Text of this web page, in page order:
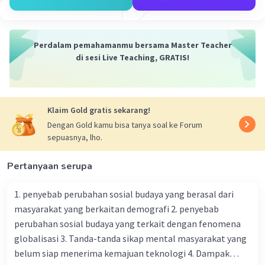
06 April 2024 08:44
kita tahu bahwa sin(90-a) = cos(a), cos(180-a) = -
cos(a), tan(180+a) = -tan(a), dan cot(360-a) =
cot(a). Maka dari itu, persamaan tersebut dapat
diubah menjadi:
cos(a) - (-cos(a)) / -tan(a) + cot(a)
bagian dari persamaan tersebut:
Dalam kondisi dimana a berada di antara 90° ≤ x ≤
180°, kita tahu bahwa a lebih besar dari 90° dan
lebih kecil dari 180°. Hal ini berarti bahwa a lebih
besar dari 0 dan lebih kecil dari 90°. Karena itu,
tan(a) lebih besar dari nol.
Perdalam pemahamanmu bersama Master Teacher
di sesi Live Teaching, GRATIS!
Klaim Gold gratis sekarang!
Dengan Gold kamu bisa tanya soal ke Forum
sepuasnya, lho.
Pertanyaan serupa
1. penyebab perubahan sosial budaya yang berasal dari
masyarakat yang berkaitan demografi 2. penyebab
perubahan sosial budaya yang terkait dengan fenomena
globalisasi 3. Tanda-tanda sikap mental masyarakat yang
belum siap menerima kemajuan teknologi 4. Dampak